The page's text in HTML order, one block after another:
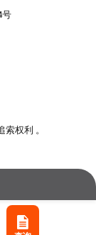
号
权利 。